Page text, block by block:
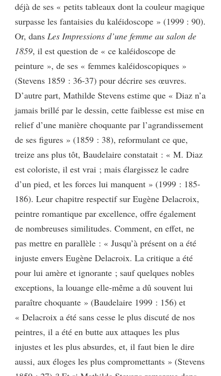
déjà de ses « petits tableaux dont la couleur magique
surpasse les fantaisies du kaléidoscope » (1999 : 90).
Or, dans Les Impressions d’une femme au salon de
1859, il est question de « ce kaléidoscope de
peinture », de ses « femmes kaléidoscopiques »
(Stevens 1859 : 36-37) pour décrire ses œuvres.
D’autre part, Mathilde Stevens estime que « Diaz n’a
jamais brillé par le dessin, cette faiblesse est mise en
relief d’une manière choquante par l’agrandissement
de ses figures » (1859 : 38), reformulant ce que,
treize ans plus tôt, Baudelaire constatait : « M. Diaz
est coloriste, il est vrai ; mais élargissez le cadre
d’un pied, et les forces lui manquent » (1999 : 185-
186). Leur chapitre respectif sur Eugène Delacroix,
peintre romantique par excellence, offre également
de nombreuses similitudes. Comment, en effet, ne
pas mettre en parallèle : « Jusqu’à présent on a été
injuste envers Eugène Delacroix. La critique a été
pour lui amère et ignorante ; sauf quelques nobles
exceptions, la louange elle-même a dû souvent lui
paraître choquante » (Baudelaire 1999 : 156) et
« Delacroix a été sans cesse le plus discuté de nos
peintres, il a été en butte aux attaques les plus
injustes et les plus absurdes, et, il faut bien le dire
aussi, aux éloges les plus compromettants » (Stevens